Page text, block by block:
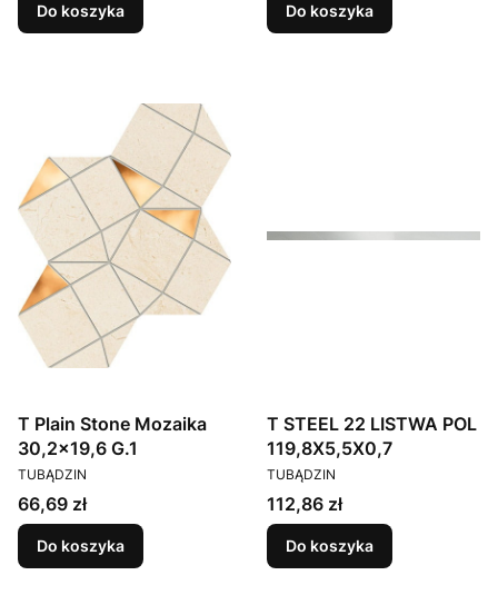
Do koszyka Do koszyka
T Plain Stone Mozaika
30,2x19,6 G.1
PRODUCENT
TUBĄDZIN
Cena
66,69 zł
Do koszyka
T STEEL 22 LISTWA POL
119,8X5,5X0,7
PRODUCENT
TUBĄDZIN
Cena
112,86 zł
Do koszyka